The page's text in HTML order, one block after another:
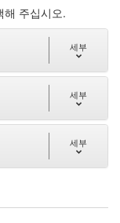
해 주십시오.
세부
세부
세부